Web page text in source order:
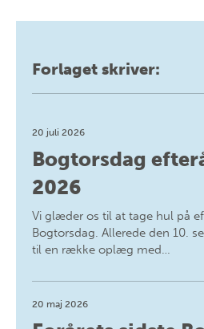
Forlaget skriver:
20 juli 2026
Bogtorsdag
2026
Vi glæder os til at tage hul på
Bogtorsdag. Allerede den 10.
til en række oplæg med…
20 maj 2026